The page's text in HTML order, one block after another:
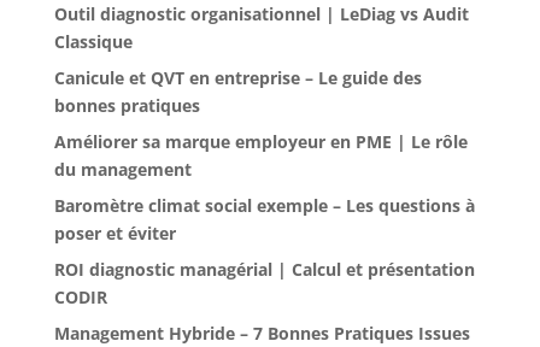
Outil diagnostic organisationnel | LeDiag vs Audit
Classique
Canicule et QVT en entreprise – Le guide des
bonnes pratiques
Améliorer sa marque employeur en PME | Le rôle
du management
Baromètre climat social exemple – Les questions à
poser et éviter
ROI diagnostic managérial | Calcul et présentation
CODIR
Management Hybride – 7 Bonnes Pratiques Issues